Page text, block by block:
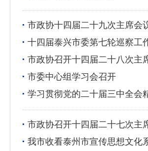
市政协十四届二十九次主席会
十四届泰兴市委第七轮巡察工
市政协召开十四届二十八次主
市委中心组学习会召开
学习贯彻党的二十届三中全会
市政协召开十四届二十七次主
我市收看泰州市宣传思想文化